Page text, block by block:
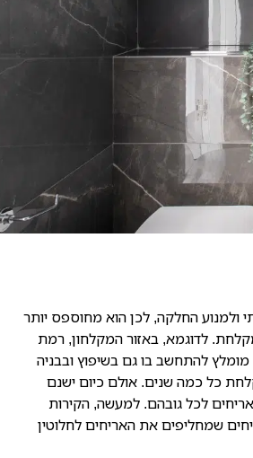
ולמנוע החלקה, לכן הוא מחוספס יותר
לדוגמא, באזור המקלחון, רמת
להתחשב בו גם בשיפוץ ובבניה
כל כמה שנים. אולם כיום ישנם
לכל גובהם. למעשה, הקירות
שמחליפים את האריחים לחלוטין